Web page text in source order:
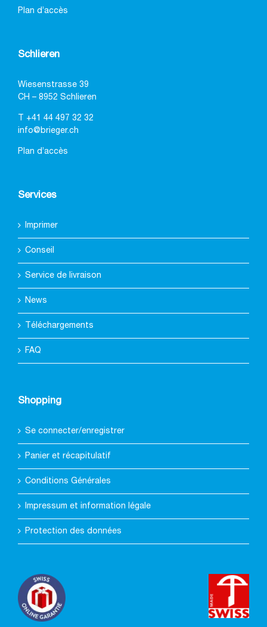
Plan d’accès
Schlieren
Wiesenstrasse 39
CH – 8952 Schlieren
+41 44 497 32 32
info@brieger.ch
Plan d’accès
Services
Imprimer
Conseil
Service de livraison
News
Téléchargements
FAQ
Shopping
Se connecter/enregistrer
Panier et récapitulatif
Conditions Générales
Impressum et information légale
Protection des données